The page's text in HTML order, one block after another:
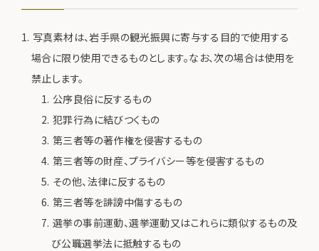
写真素材は、岩手県の観光振興に寄与する目的で使用する
場合に限り使用できるものとします。なお、次の場合は使用を
禁止します。
公序良俗に反するもの
犯罪行為に結びつくもの
第三者等の著作権を侵害するもの
第三者等の財産、プライバシー等を侵害するもの
その他、法律に反するもの
第三者等を誹謗中傷するもの
選挙の事前運動、選挙運動又はこれらに類似するもの及
び公職選挙法に抵触するもの